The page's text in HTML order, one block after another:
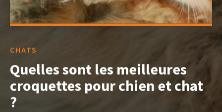
CHATS
Quelles sont les meilleures
croquettes pour chien et chat
?